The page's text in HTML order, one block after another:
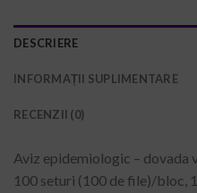
DESCRIERE
INFORMAȚII SUPLIMENTARE
RECENZII (0)
Aviz epidemiologic – dovada
100 seturi (100 de file)/bloc,